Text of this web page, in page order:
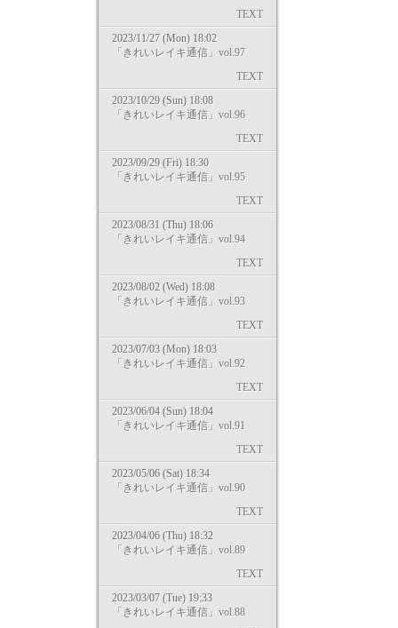
TEXT
2023/11/27 (Mon) 18:02
「きれいレイキ通信」vol.97
TEXT
2023/10/29 (Sun) 18:08
「きれいレイキ通信」vol.96
TEXT
2023/09/29 (Fri) 18:30
「きれいレイキ通信」vol.95
TEXT
2023/08/31 (Thu) 18:06
「きれいレイキ通信」vol.94
TEXT
2023/08/02 (Wed) 18:08
「きれいレイキ通信」vol.93
TEXT
2023/07/03 (Mon) 18:03
「きれいレイキ通信」vol.92
TEXT
2023/06/04 (Sun) 18:04
「きれいレイキ通信」vol.91
TEXT
2023/05/06 (Sat) 18:34
「きれいレイキ通信」vol.90
TEXT
2023/04/06 (Thu) 18:32
「きれいレイキ通信」vol.89
TEXT
2023/03/07 (Tue) 19:33
「きれいレイキ通信」vol.88